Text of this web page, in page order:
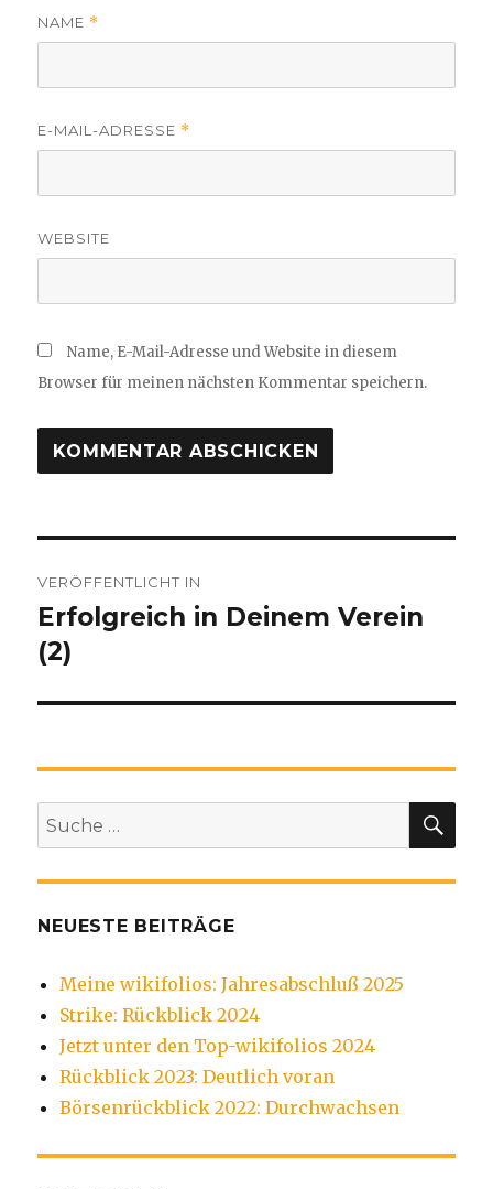
NAME *
E-MAIL-ADRESSE *
WEBSITE
Name, E-Mail-Adresse und Website in diesem
Browser für meinen nächsten Kommentar speichern.
VERÖFFENTLICHT IN
Erfolgreich in Deinem Verein
(2)
Suche
nach:
NEUESTE BEITRÄGE
Meine wikifolios: Jahresabschluß 2025
Strike: Rückblick 2024
Jetzt unter den Top-wikifolios 2024
Rückblick 2023: Deutlich voran
Börsenrückblick 2022: Durchwachsen